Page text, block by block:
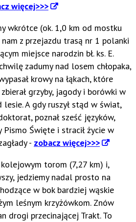
więcej>>>
wkrótce (ok. 1,0 km od mostku
z przejazdu trasą nr 1 polanki
miejsce narodzin bł. ks. E.
zadumy nad losem chłopaka,
krowy na łąkach, które
grzyby, jagody i borówki w
lesie. A gdy ruszył stąd w świat,
poznał sześć języków,
Pismo Święte i stracił życie w
- zobacz więcej>>>
torom (7,27 km) i,
jedziemy nadal prosto na
w bok bardziej wąskie
leśnym krzyżówkom. Znów
drogi przecinającej Trakt. To